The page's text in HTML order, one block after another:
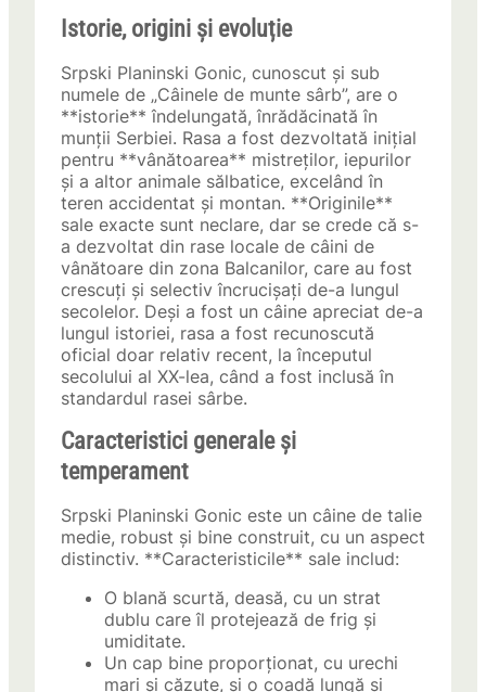
Istorie, origini și evoluție
Srpski Planinski Gonic, cunoscut și sub
numele de „Câinele de munte sârb”, are o
**istorie** îndelungată, înrădăcinată în
munții Serbiei. Rasa a fost dezvoltată inițial
pentru **vânătoarea** mistreților, iepurilor
și a altor animale sălbatice, excelând în
teren accidentat și montan. **Originile**
sale exacte sunt neclare, dar se crede că s-
a dezvoltat din rase locale de câini de
vânătoare din zona Balcanilor, care au fost
crescuți și selectiv încrucișați de-a lungul
secolelor. Deși a fost un câine apreciat de-a
lungul istoriei, rasa a fost recunoscută
oficial doar relativ recent, la începutul
secolului al XX-lea, când a fost inclusă în
standardul rasei sârbe.
Caracteristici generale și
temperament
Srpski Planinski Gonic este un câine de talie
medie, robust și bine construit, cu un aspect
distinctiv. **Caracteristicile** sale includ:
O blană scurtă, deasă, cu un strat
dublu care îl protejează de frig și
umiditate.
Un cap bine proporționat, cu urechi
mari și căzute, și o coadă lungă și